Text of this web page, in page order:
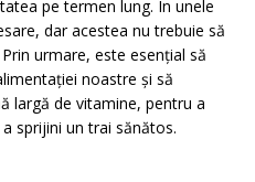
pe termen lung. În unele
dar acestea nu trebuie să
urmare, este esențial să
noastre și să
largă de vitamine, pentru a
sprijini un trai sănătos.